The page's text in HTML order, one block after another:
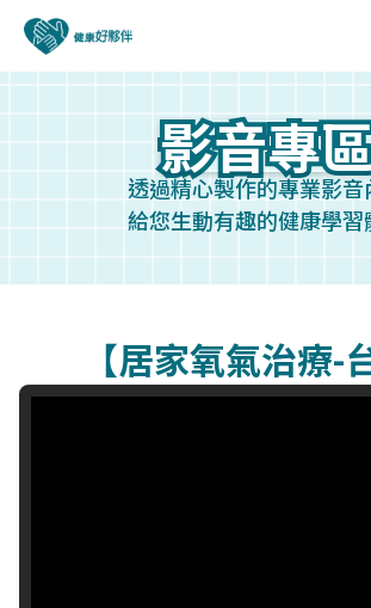
影音專
影音專
透過精心製作的專業影音
給您生動有趣的健康學習
【居家氧氣治療-